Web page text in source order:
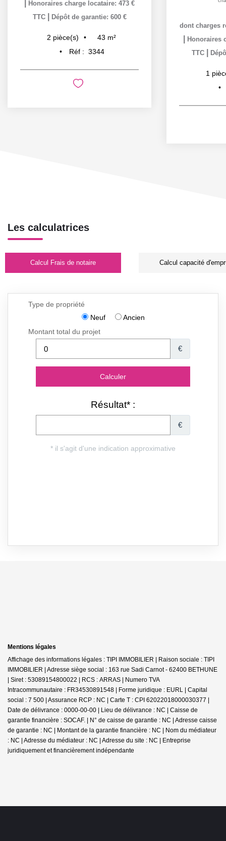
Honoraires charge locataire: 473 €
TTC
Dépôt de garantie: 600 €
2 pièce(s) 43 m²
Réf : 3344
dont charges
Honoraires
TTC
1
Les calculatrices
Calcul Frais de notaire Calcul capacité
Mentions légales
Affichage des informations légales : TIPI IMMOBILIER | Raison sociale : TIPI
IMMOBILIER | Adresse siège social : 163 rue Sadi Carnot - 62400 BETHUNE
| Siret : 53089154800022 | RCS : ARRAS | Numero TVA
Intracommunautaire : FR34530891548 | Forme juridique : EURL | Capital
social : 7 500 | Assurance RCP : NC | Carte T : CPI 62022018000030377 |
Date de délivrance : 0000-00-00 | Lieu de délivrance : NC | Caisse de
garantie financière : SOCAF. | N° de caisse de garantie : NC | Adresse caisse
de garantie : NC | Montant de la garantie financière : NC | Nom du médiateur
: NC | Adresse du médiateur : NC | Adresse du site : NC | Entreprise
juridiquement et financièrement indépendante